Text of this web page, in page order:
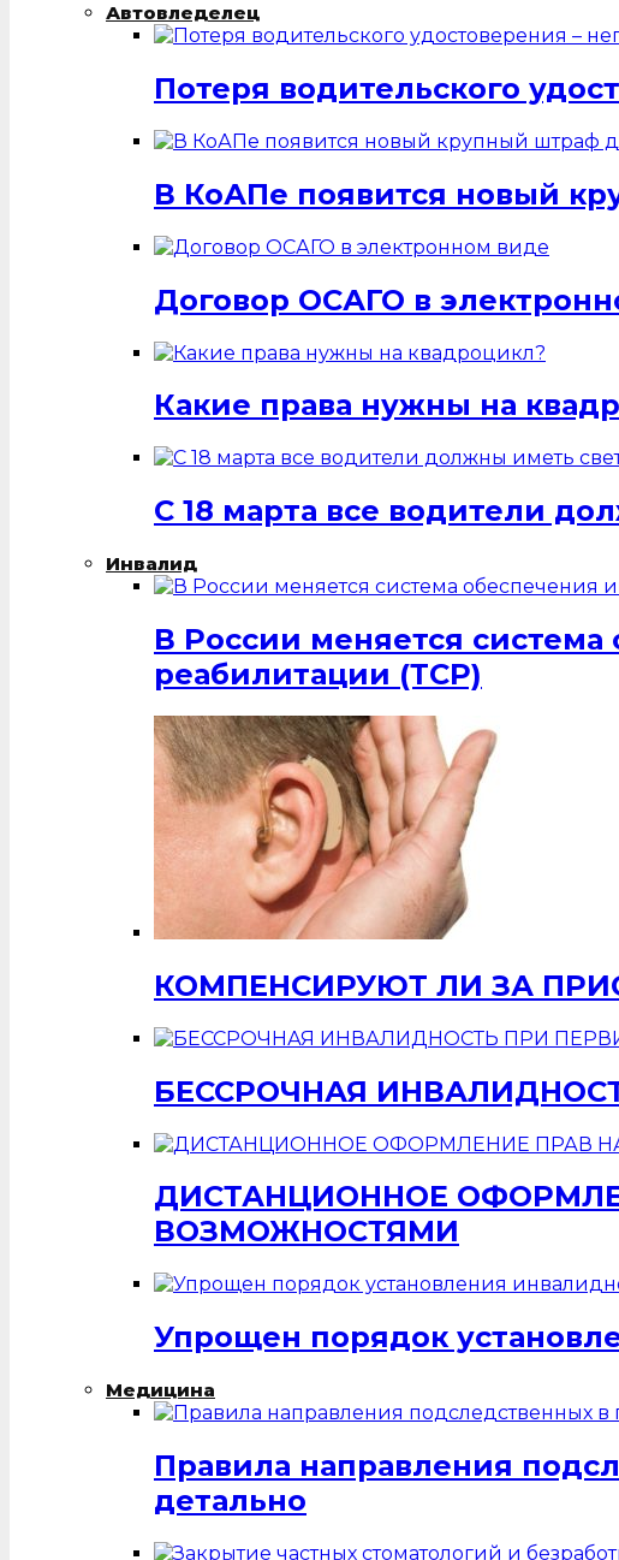
Автовледелец
Потеря водительского
В КоАПе появится новый
Договор ОСАГО в
Какие права нужны на
С 18 марта все водители
Инвалид
В России меняется
реабилитации (ТСР)
КОМПЕНСИРУЮТ ЛИ ЗА
БЕССРОЧНАЯ
ДИСТАНЦИОННОЕ
ВОЗМОЖНОСТЯМИ
Упрощен порядок
Медицина
Правила направления
детально